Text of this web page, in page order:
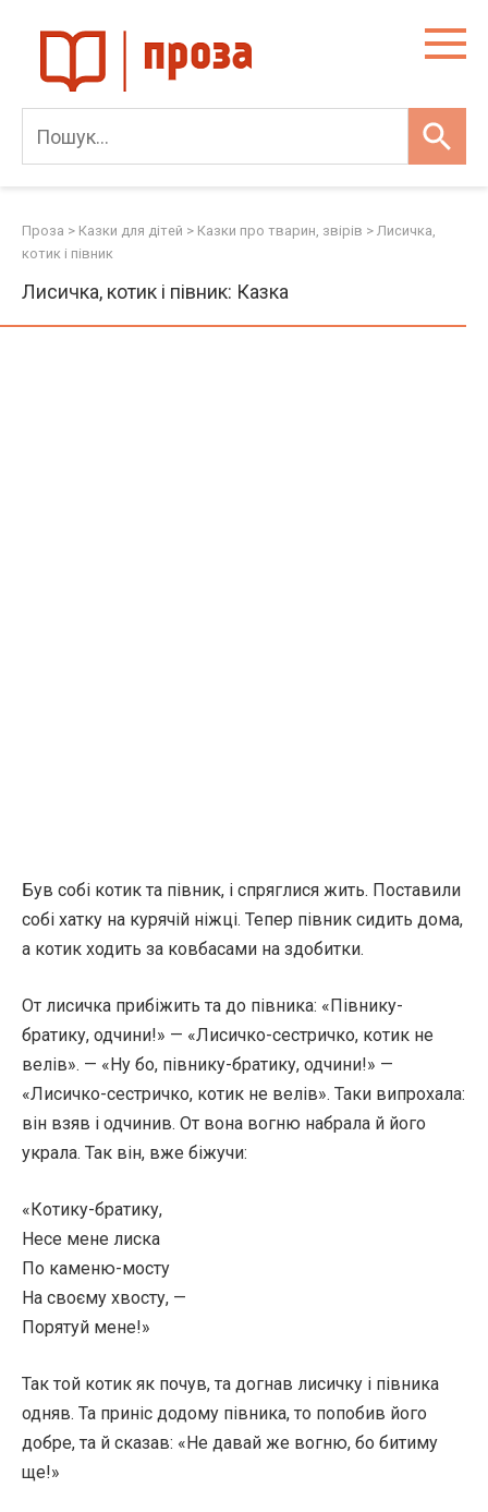
content
Проза > Казки для дітей > Казки про тварин, звірів > Лисичка,
котик і півник
Лисичка, котик і півник: Казка
Був собі котик та півник, і спряглися жить. Поставили
собі хатку на курячій ніжці. Тепер півник сидить дома,
а котик ходить за ковбасами на здобитки.
От лисичка прибіжить та до півника: «Півнику-
братику, одчини!» — «Лисичко-сестричко, котик не
велів». — «Ну бо, півнику-братику, одчини!» —
«Лисичко-сестричко, котик не велів». Таки випрохала:
він взяв і одчинив. От вона вогню набрала й його
украла. Так він, вже біжучи:
«Котику-братику,
Несе мене лиска
По каменю-мосту
На своєму хвосту, —
Порятуй мене!»
Так той котик як почув, та догнав лисичку і півника
одняв. Та приніс додому півника, то попобив його
добре, та й сказав: «Не давай же вогню, бо битиму
ще!»